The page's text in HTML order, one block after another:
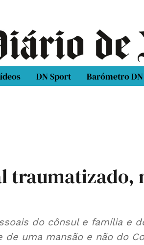
DN Sport Barómetro
traumatizado,
do cônsul e família e
uma mansão e não do